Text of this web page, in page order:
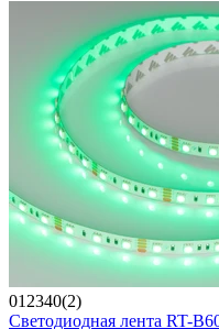
012340(2)
Светодиодная лента RT-